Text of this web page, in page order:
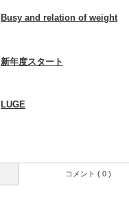
Busy and relation of weight
新年度スタート
LUGE
コメント ( 0 )